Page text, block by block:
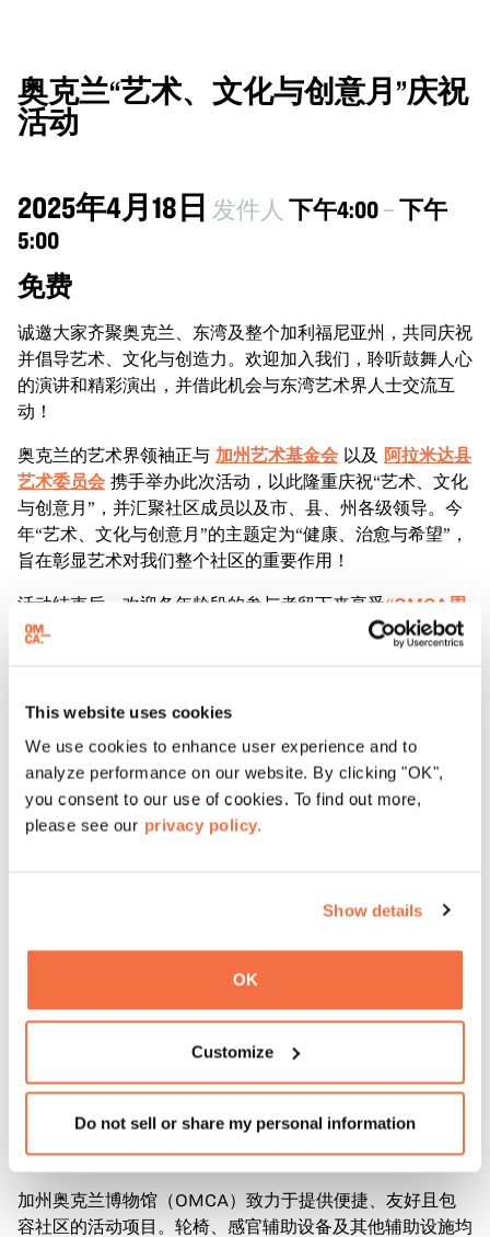
This website uses cookies
We use cookies to enhance user experience and to
analyze performance on our website. By clicking "OK",
you consent to our use of cookies. To find out more,
please see our privacy policy.
Show details
OK
Customize
Do not sell or share my personal information
奥克兰“艺术、文化与创意月”庆祝
活动
2025年4月18日 发件人 下午4:00–下午
5:00
免费
诚邀大家齐聚奥克兰、东湾及整个加利福尼亚州，共同庆祝
并倡导艺术、文化与创造力。欢迎加入我们，聆听鼓舞人心
的演讲和精彩演出，并借此机会与东湾艺术界人士交流互
动！
奥克兰的艺术界领袖正与 加州艺术基金会 以及 阿拉米达县
艺术委员会 携手举办此次活动，以此隆重庆祝“艺术、文化
与创意月”，并汇聚社区成员以及市、县、州各级领导。今
年“艺术、文化与创意月”的主题定为“健康、治愈与希望”，
旨在彰显艺术对我们整个社区的重要作用！
活动结束后，欢迎各年龄段的参与者留下来享受“OMCA周
五之夜”的
精彩活动，届时将有现场音乐、美食车和各类互
请回复
关于艺术、文化与创意月
2019年，加利福尼亚州参议院通过一项
期一个月的年度艺术主题月活动，旨在提升公众对本行业价
了解更多关于“加州艺术基金会”即将举办的“艺术、文化与
。如有疑问，请联系“加州艺术”项目总监
NeFesha Yisra’el：nefesha@caforthearts.org
无障碍设施
加州奥克兰博物馆（OMCA）致力于提供便捷、友好且包
容社区的活动项目。轮椅、感官辅助设备及其他辅助设施均